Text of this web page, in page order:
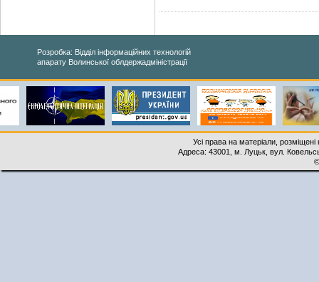
Розробка: Відділ інформаційних технологій
апарату Волинської облдержадміністрації
Усі права на матеріали,
Адреса: 43001, м. Луцьк, вул.